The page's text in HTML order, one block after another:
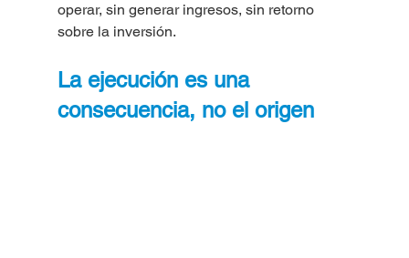
operar, sin generar ingresos, sin retorno
sobre la inversión.
La ejecución es una
consecuencia, no el origen